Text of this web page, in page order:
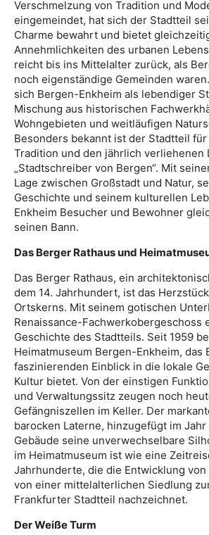
Verschmelzung von Tradition und
eingemeindet, hat sich der Stadtteil
Charme bewahrt und bietet
Annehmlichkeiten des urbanen
reicht bis ins Mittelalter zurück, als
noch eigenständige Gemeinden
sich Bergen-Enkheim als lebendiger
Mischung aus historischen
Wohngebieten und weitläufigen
Besonders bekannt ist der Stadtteil
Tradition und den jährlich verliehenen
„Stadtschreiber von Bergen“. Mit
Lage zwischen Großstadt und Natur,
Geschichte und seinem kulturellen
Enkheim Besucher und Bewohner
seinen Bann.
Das Berger Rathaus und
Das Berger Rathaus, ein
dem 14. Jahrhundert, ist das
Ortskerns. Mit seinem gotischen
Renaissance-Fachwerkobergeschoss
Geschichte des Stadtteils. Seit 1959
Heimatmuseum Bergen-Enkheim, das
faszinierenden Einblick in die lokale
Kultur bietet. Von der einstigen
und Verwaltungssitz zeugen noch
Gefängniszellen im Keller. Der
barocken Laterne, hinzugefügt im
Gebäude seine unverwechselbare
im Heimatmuseum ist wie eine
Jahrhunderte, die die Entwicklung
von einer mittelalterlichen Siedlung
Frankfurter Stadtteil nachzeichnet.
Der Weiße Turm